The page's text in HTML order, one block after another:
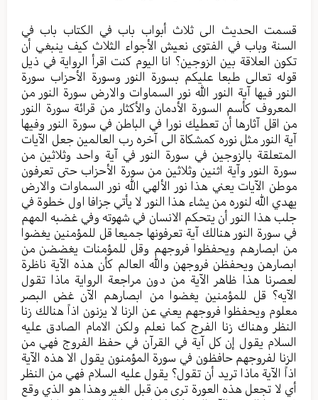
قسمت الحديث الى ثلاث أبواب باب في الكتاب باب في
السنة وباب في الفتوى نعيش الأجواء الثلاث كيف ينبغي أن
تكون العلاقة بين الزوجين؟ انا اليوم كنت اقرأ الرواية في ذيل
قوله تعالى طبعا عليكم بسورة النور وسورة الأحزاب سورة
النور فيها آية النور الله نور السماوات والارض سورة النور من
المعروف كأسم السورة الأدمان والأكثار من قرائة سورة النور
من اقل آثارها أن تعطيك نورا في الباطن في سورة النور وفيها
آية النور مثل نوره كمشكاة الى آخره رب العالمين جعل الآيات
المتعلقة بالزوجين في سورة النور في آية واحد وثلاثين من
سورة النور وآية اثنين وثلاثين من سورة الأحزاب حتى تعرفون
موطن الآيات يعني هذا نور الألهي الله نور السماوات والارض
يهدي الله لنوره من يشاء هذا النور لا يأتي جزافا اول خطوة في
جلب هذا النور أن يتحكم الانسان في شهوته وفي غضبه المهم
في سورة النور هنالك آية تعرفونها جميعا قل للمؤمنين يغضوا
من ابصارهم ويحفظوا فروجهم وقل للمؤمنات يغضضن من
ابصارهن ويحفظن فروجهن والله العالم كأن هذه الآية ناظرة
لعصرنا هذا ظاهر الآية من دون مراجعة الرواية ماذا تقول
الآيه؟ قل للمؤمنين يغضوا من ابصارهم الآن غض البصر
معلوم ويحفظوا فروجهم يعني عن الزنا لا يزنون اذاً هنالك زنا
النظر وهناك زنا الفرج كما نعلم ولكن الامام الصادق عليه
السلام يقول إن كل آية في القرآن في حفظ الفروج فهي من
الزنا لفروجهم حافظون في سورة المؤمنون يقول الا هذه الآية
اذاً الآية ماذا تريد أن تقول؟ يقول عليه السلام فهي من النظر
أي لا تجعل هذه العورة ترى من قبل الغير وهذا هو الذي وقع